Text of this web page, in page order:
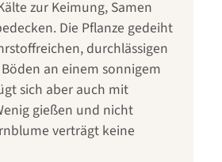
zur Keimung, Samen
Die Pflanze gedeiht
durchlässigen
an einem sonnigem
sich aber auch mit
gießen und nicht
verträgt keine